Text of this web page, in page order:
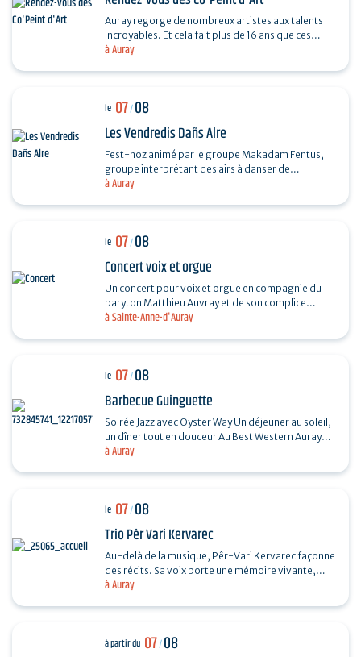
à Auray
Auray regorge de nombreux artistes aux talents
incroyables. Et cela fait plus de 16 ans que ces
derniers se réunissent tous les étés. Pour
à Auray
le 07/08
Les Vendredis Dañs Alre
Fest-noz animé par le groupe Makadam Fentus,
groupe interprétant des airs à danser de
Bretagne. Il propose des airs et des chants issus de
à Sainte-Anne-d'Auray
le 07/08
Concert voix et orgue
Un concert pour voix et orgue en compagnie du
baryton Matthieu Auvray et de son complice
Antoine Joly aux claviers, pour un moment
à Auray
le 07/08
Barbecue Guinguette
Soirée Jazz avec Oyster Way Un déjeuner au soleil,
un dîner tout en douceur Au Best Western Auray
Hôtel du Loch, la terrasse du restaurant La
à Auray
le 07/08
Trio Pêr Vari Kervarec
Au-delà de la musique, Pêr-Vari Kervarec façonne
des récits. Sa voix porte une mémoire vivante,
enracinée dans l’âme collective, où chaque mot…
à partir du 07/08